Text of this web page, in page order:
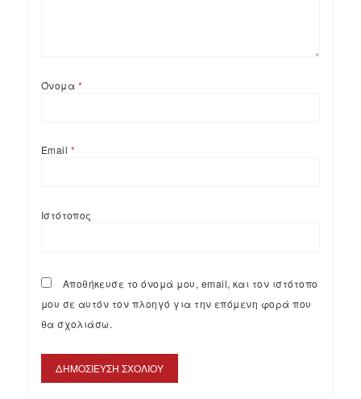
Όνομα *
Email *
Ιστότοπος
Αποθήκευσε το όνομά μου, email, και τον ιστότοπο
μου σε αυτόν τον πλοηγό για την επόμενη φορά που
θα σχολιάσω.